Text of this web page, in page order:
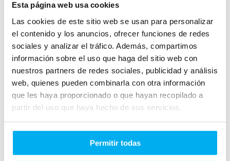
Esta página web usa cookies
Las cookies de este sitio web se usan para personalizar
el contenido y los anuncios, ofrecer funciones de redes
sociales y analizar el tráfico. Además, compartimos
información sobre el uso que haga del sitio web con
nuestros partners de redes sociales, publicidad y análisis
web, quienes pueden combinarla con otra información
que les haya proporcionado o que hayan recopilado a
partir del uso que haya hecho de sus servicios.
Permitir todas
producirán afectarán a diferentes partes de la
suspensión, provocando además que los
rodamientos sufran en exceso. Los
profesionales detectan este fallo cuando la
sensación es de traqueteo o vibración.
En la dirección
Una excesiva vibración también puede originar
problemas en elementos de la dirección, como
la rótula de dirección.